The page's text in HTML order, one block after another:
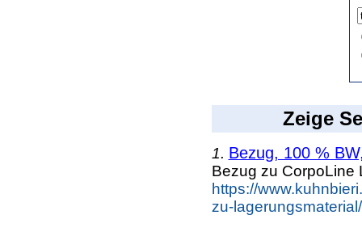
Zeige
1. Bezug, 100 %
Bezug zu CorpoLine
https://
zu-